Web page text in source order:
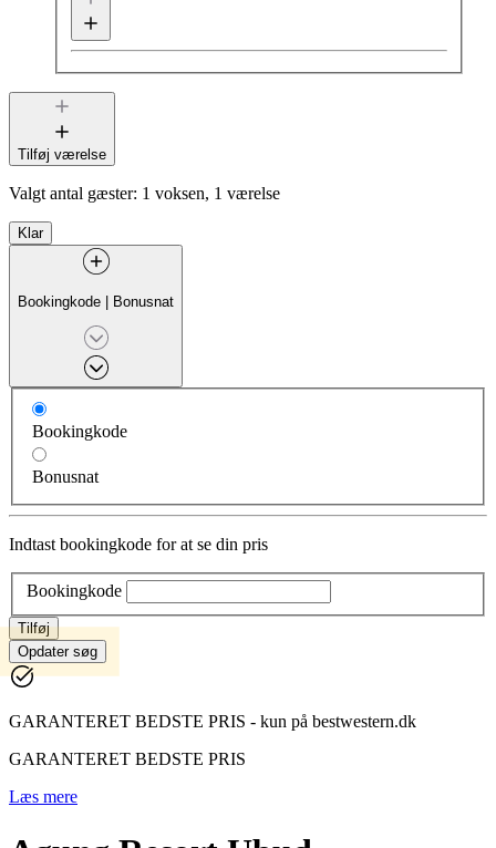
Tilføj værelse
Valgt antal gæster: 1 voksen, 1 værelse
Klar
Bookingkode | Bonusnat
Bookingkode
Bonusnat
Indtast bookingkode for at se din pris
Bookingkode
Tilføj
Opdater søg
GARANTERET BEDSTE PRIS - kun på bestwestern.dk
GARANTERET BEDSTE PRIS
Læs mere